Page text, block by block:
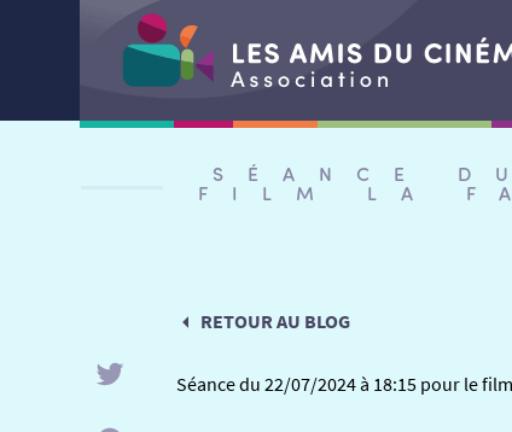
SÉANCE
FILM LA
RETOUR AU BLOG
Séance du 22/07/2024 à 18:15 pour le